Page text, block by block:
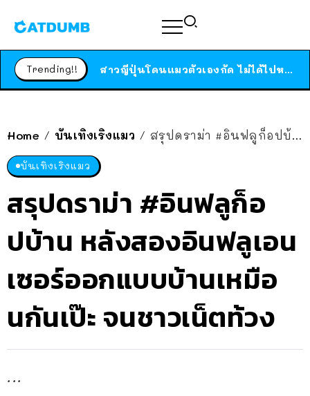
Trending!! ได้เวลาเด็กหนวดรวมตัว RF Online Next เปิดให้เล่นแล้ว เกม Sci-Fi MMORPG ระดับตำนาน เล่นได้ทั้งมือถือและ PC
สาวญี่ปุ่นโดนแมวตัวเองกัด ไม่ได้ไปหาหมอตั้งแต่เนิ่นๆ สุดท้ายขาบวม กลายเป็นโรคเนื้อเน่า เตือนทาสแมวทั้งหลายให้ระวัง
Home / บันเทิงเริงแมว / สรุปดราม่า #อินฟลูก็อปบ้าน หลังสองอินฟลูเอนเซอร์ออกแบบบ้านเหมือนกันเป๊ะ จนชาวเน็ตท้วง
บันเทิงเริงแมว
สรุปดราม่า #อินฟลูก็อ
ปบ้าน หลังสองอินฟลูเอน
เซอร์ออกแบบบ้านเหมือ
นกันเป๊ะ จนชาวเน็ตท้วง
...